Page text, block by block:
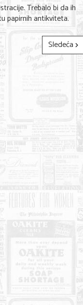
Trebalo bi da ih
papirnih antikviteta.
Sledeća